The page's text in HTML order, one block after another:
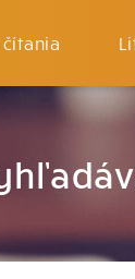
čítania